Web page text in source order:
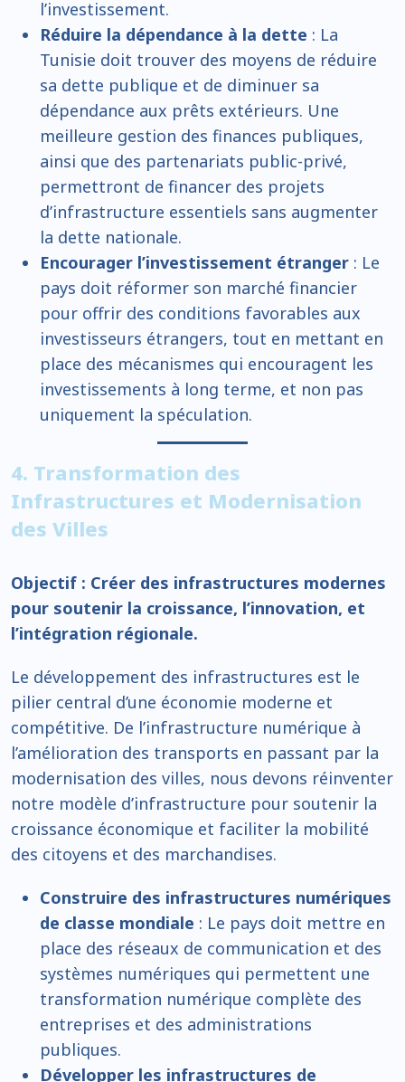
l’investissement.
Réduire la dépendance à la dette : La
Tunisie doit trouver des moyens de réduire
sa dette publique et de diminuer sa
dépendance aux prêts extérieurs. Une
meilleure gestion des finances publiques,
ainsi que des partenariats public-privé,
permettront de financer des projets
d’infrastructure essentiels sans augmenter
la dette nationale.
Encourager l’investissement étranger : Le
pays doit réformer son marché financier
pour offrir des conditions favorables aux
investisseurs étrangers, tout en mettant en
place des mécanismes qui encouragent les
investissements à long terme, et non pas
uniquement la spéculation.
4. Transformation des
Infrastructures et Modernisation
des Villes
Objectif : Créer des infrastructures modernes
pour soutenir la croissance, l’innovation, et
l’intégration régionale.
Le développement des infrastructures est le
pilier central d’une économie moderne et
compétitive. De l’infrastructure numérique à
l’amélioration des transports en passant par la
modernisation des villes, nous devons réinventer
notre modèle d’infrastructure pour soutenir la
croissance économique et faciliter la mobilité
des citoyens et des marchandises.
Construire des infrastructures numériques
de classe mondiale : Le pays doit mettre en
place des réseaux de communication et des
systèmes numériques qui permettent une
transformation numérique complète des
entreprises et des administrations
publiques.
Développer les infrastructures de